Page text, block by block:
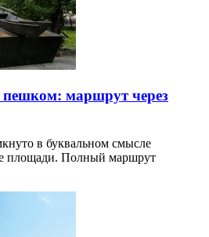
маршрут через
в буквальном смысле
площади. Полный маршрут